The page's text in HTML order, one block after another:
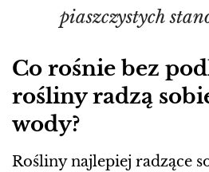
piaszczystych
Co rośnie bez
rośliny radzą
wody?
Rośliny najlepiej radzące